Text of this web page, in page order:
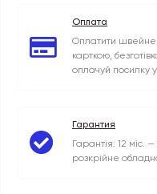
Оплата
Оплатити швейне
карткою,
оплачуй посилку
Гарантия
Гарантія: 12
розкрійне